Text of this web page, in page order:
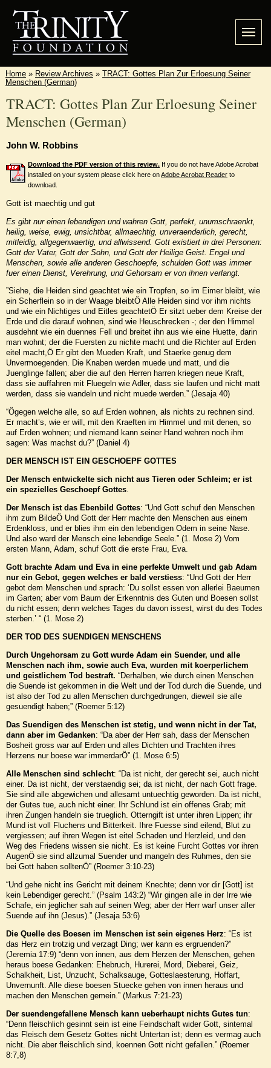
Home » Review Archives » TRACT: Gottes Plan Zur Erloesung Seiner
Menschen (German)
TRACT: Gottes Plan Zur Erloesung Seiner
Menschen (German)
John W. Robbins
Download the PDF version of this review. If you do not have Adobe Acrobat
installed on your system please click here onAdobe Acrobat Reader to
download.
Gott ist maechtig und gut
Es gibt nur einen lebendigen und wahren Gott, perfekt, unumschraenkt,
heilig, weise, ewig, unsichtbar, allmaechtig, unveraenderlich, gerecht,
mitleidig, allgegenwaertig, und allwissend. Gott existiert in drei Personen:
Gott der Vater, Gott der Sohn, und Gott der Heilige Geist. Engel und
Menschen, sowie alle anderen Geschoepfe, schulden Gott was immer
fuer einen Dienst, Verehrung, und Gehorsam er von ihnen verlangt.
”Siehe, die Heiden sind geachtet wie ein Tropfen, so im Eimer bleibt, wie
ein Scherflein so in der Waage bleibtÖ Alle Heiden sind vor ihm nichts
und wie ein Nichtiges und Eitles geachtetÖ Er sitzt ueber dem Kreise der
Erde und die darauf wohnen, sind wie Heuschrecken -; der den Himmel
ausdehnt wie ein duennes Fell und breitet ihn aus wie eine Huette, darin
man wohnt; der die Fuersten zu nichte macht und die Richter auf Erden
eitel macht,Ö Er gibt den Mueden Kraft, und Staerke genug dem
Unvermoegenden. Die Knaben werden muede und matt, und die
Juenglinge fallen; aber die auf den Herren harren kriegen neue Kraft,
dass sie auffahren mit Fluegeln wie Adler, dass sie laufen und nicht matt
werden, dass sie wandeln und nicht muede werden.” (Jesaja 40)
“Ögegen welche alle, so auf Erden wohnen, als nichts zu rechnen sind.
Er macht’s, wie er will, mit den Kraeften im Himmel und mit denen, so
auf Erden wohnen; und niemand kann seiner Hand wehren noch ihm
sagen: Was machst du?” (Daniel 4)
DER MENSCH IST EIN GESCHOEPF GOTTES
Der Mensch entwickelte sich nicht aus Tieren oder Schleim; er ist
ein spezielles Geschoepf Gottes.
Der Mensch ist das Ebenbild Gottes: “Und Gott schuf den Menschen
ihm zum BildeÖ Und Gott der Herr machte den Menschen aus einem
Erdenkloss, und er blies ihm ein den lebendigen Odem in seine Nase.
Und also ward der Mensch eine lebendige Seele.” (1. Mose 2) Vom
ersten Mann, Adam, schuf Gott die erste Frau, Eva.
Gott brachte Adam und Eva in eine perfekte Umwelt und gab Adam
nur ein Gebot, gegen welches er bald verstiess: “Und Gott der Herr
gebot dem Menschen und sprach: ‘Du sollst essen von allerlei Baeumen
im Garten; aber vom Baum der Erkenntnis des Guten und Boesen sollst
du nicht essen; denn welches Tages du davon issest, wirst du des Todes
sterben.’ “ (1. Mose 2)
DER TOD DES SUENDIGEN MENSCHENS
Durch Ungehorsam zu Gott wurde Adam ein Suender, und alle
Menschen nach ihm, sowie auch Eva, wurden mit koerperlichem
und geistlichem Tod bestraft. “Derhalben, wie durch einen Menschen
die Suende ist gekommen in die Welt und der Tod durch die Suende, und
ist also der Tod zu allen Menschen durchgedrungen, dieweil sie alle
gesuendigt haben;” (Roemer 5:12)
Das Suendigen des Menschen ist stetig, und wenn nicht in der Tat,
dann aber im Gedanken: “Da aber der Herr sah, dass der Menschen
Bosheit gross war auf Erden und alles Dichten und Trachten ihres
Herzens nur boese war immerdarÖ” (1. Mose 6:5)
Alle Menschen sind schlecht: “Da ist nicht, der gerecht sei, auch nicht
einer. Da ist nicht, der verstaendig sei; da ist nicht, der nach Gott frage.
Sie sind alle abgewichen und allesamt untuechtig geworden. Da ist nicht,
der Gutes tue, auch nicht einer. Ihr Schlund ist ein offenes Grab; mit
ihren Zungen handeln sie trueglich. Otterngift ist unter ihren Lippen; ihr
Mund ist voll Fluchens und Bitterkeit. Ihre Fuesse sind eilend, Blut zu
vergiessen; auf ihren Wegen ist eitel Schaden und Herzleid, und den
Weg des Friedens wissen sie nicht. Es ist keine Furcht Gottes vor ihren
AugenÖ sie sind allzumal Suender und mangeln des Ruhmes, den sie
bei Gott haben solltenÖ” (Roemer 3:10-23)
“Und gehe nicht ins Gericht mit deinem Knechte; denn vor dir [Gott] ist
kein Lebendiger gerecht.” (Psalm 143:2) “Wir gingen alle in der Irre wie
Schafe, ein jeglicher sah auf seinen Weg; aber der Herr warf unser aller
Suende auf ihn (Jesus).” (Jesaja 53:6)
Die Quelle des Boesen im Menschen ist sein eigenes Herz: “Es ist
das Herz ein trotzig und verzagt Ding; wer kann es ergruenden?”
(Jeremia 17:9) “denn von innen, aus dem Herzen der Menschen, gehen
heraus boese Gedanken: Ehebruch, Hurerei, Mord, Dieberei, Geiz,
Schalkheit, List, Unzucht, Schalksauge, Gotteslaesterung, Hoffart,
Unvernunft. Alle diese boesen Stuecke gehen von innen heraus und
machen den Menschen gemein.” (Markus 7:21-23)
Der suendengefallene Mensch kann ueberhaupt nichts Gutes tun:
“Denn fleischlich gesinnt sein ist eine Feindschaft wider Gott, sintemal
das Fleisch dem Gesetz Gottes nicht Untertan ist; denn es vermag auch
nicht. Die aber fleischlich sind, koennen Gott nicht gefallen.” (Roemer
8:7,8)